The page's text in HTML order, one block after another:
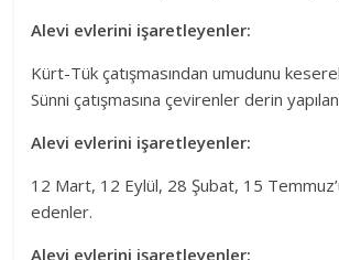
Alevi evlerini işaretleyenler:
Kürt-Tük çatışmasından umudunu
Sünni çatışmasına çevirenler derin
Alevi evlerini işaretleyenler:
12 Mart, 12 Eylül, 28 Şubat, 15
edenler.
Alevi evlerini işaretleyenler: